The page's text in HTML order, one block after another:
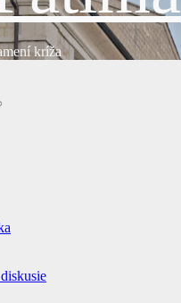
kríža